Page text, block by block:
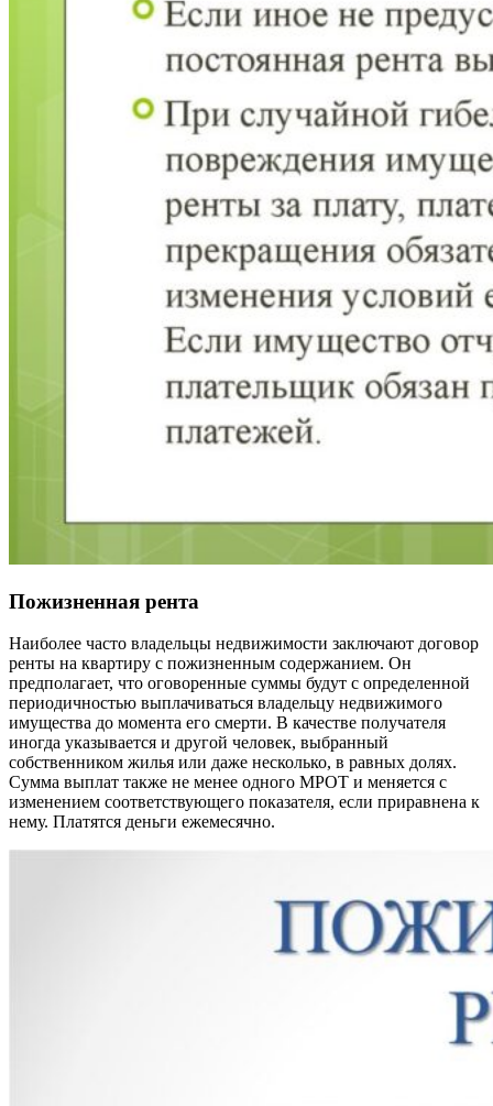
Пожизненная рента
Наиболее часто владельцы недвижимости заключают договор
ренты на квартиру с пожизненным содержанием. Он
предполагает, что оговоренные суммы будут с определенной
периодичностью выплачиваться владельцу недвижимого
имущества до момента его смерти. В качестве получателя
иногда указывается и другой человек, выбранный
собственником жилья или даже несколько, в равных долях.
Сумма выплат также не менее одного МРОТ и меняется с
изменением соответствующего показателя, если приравнена к
нему. Платятся деньги ежемесячно.